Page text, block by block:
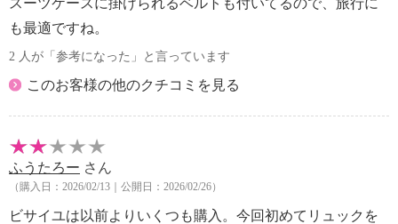
も最適ですね。
2 人が「参考になった」と言っています
このお客様の他のクチコミを見る
ふうたろー さん
（購入日：2026/02/13｜公開日：2026/02/26）
ビサイユは以前よりいくつも購入。今回初めてリュックを